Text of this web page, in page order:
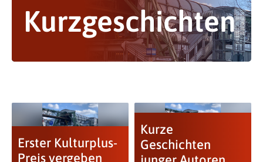
Kurzgeschichten
Erster Kulturplus-
Preis vergeben
Kurze
Geschichten